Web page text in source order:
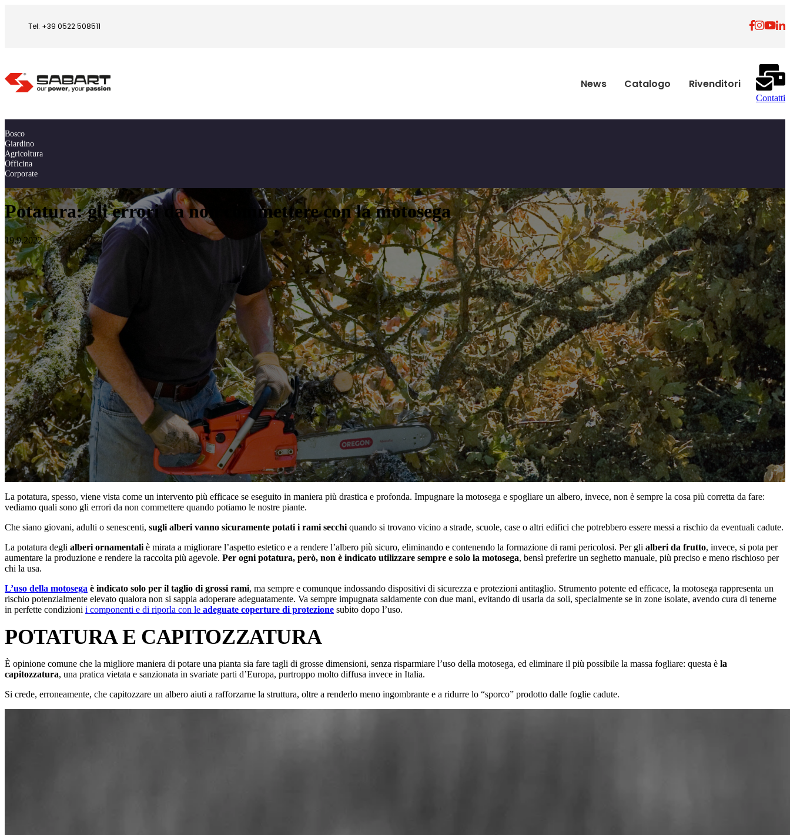
Tel: +39 0522 508511
News Catalogo Rivenditori
Contatti
Bosco
Giardino
Agricoltura
Officina
Corporate
Potatura: gli errori da non commettere con la motosega
19.9.2022
La potatura, spesso, viene vista come un intervento più efficace se eseguito in maniera più drastica e profonda. Impugnare la motosega e spogliare un albero, invece, non è sempre la cosa più corretta da fare:
vediamo quali sono gli errori da non commettere quando potiamo le nostre piante.
Che siano giovani, adulti o senescenti, sugli alberi vanno sicuramente potati i rami secchi quando si trovano vicino a strade, scuole, case o altri edifici che potrebbero essere messi a rischio da eventuali cadute.
La potatura degli alberi ornamentali è mirata a migliorare l’aspetto estetico e a rendere l’albero più sicuro, eliminando e contenendo la formazione di rami pericolosi. Per gli alberi da frutto, invece, si pota per
aumentare la produzione e rendere la raccolta più agevole. Per ogni potatura, però, non è indicato utilizzare sempre e solo la motosega, bensì preferire un seghetto manuale, più preciso e meno rischioso per
chi la usa.
L’uso della motosega è indicato solo per il taglio di grossi rami, ma sempre e comunque indossando dispositivi di sicurezza e protezioni antitaglio. Strumento potente ed efficace, la motosega rappresenta un
rischio potenzialmente elevato qualora non si sappia adoperare adeguatamente. Va sempre impugnata saldamente con due mani, evitando di usarla da soli, specialmente se in zone isolate, avendo cura di tenerne
in perfette condizioni i componenti e di riporla con le adeguate coperture di protezione subito dopo l’uso.
POTATURA E CAPITOZZATURA
È opinione comune che la migliore maniera di potare una pianta sia fare tagli di grosse dimensioni, senza risparmiare l’uso della motosega, ed eliminare il più possibile la massa fogliare: questa è la
capitozzatura, una pratica vietata e sanzionata in svariate parti d’Europa, purtroppo molto diffusa invece in Italia.
Si crede, erroneamente, che capitozzare un albero aiuti a rafforzarne la struttura, oltre a renderlo meno ingombrante e a ridurre lo “sporco” prodotto dalle foglie cadute.